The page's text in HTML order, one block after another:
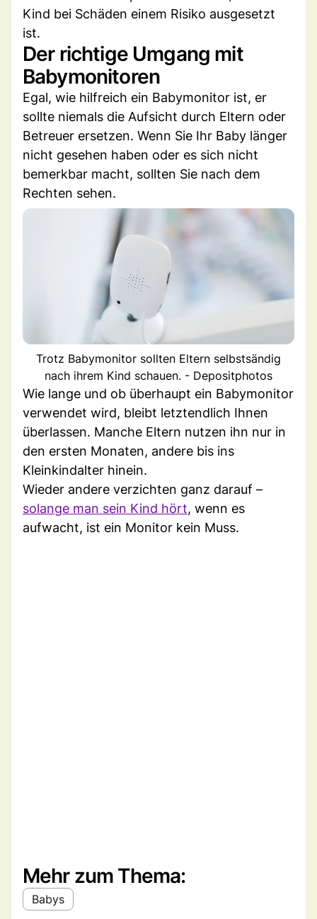
Kind bei Schäden einem Risiko ausgesetzt
ist.
Der richtige Umgang mit
Babymonitoren
Egal, wie hilfreich ein Babymonitor ist, er
sollte niemals die Aufsicht durch Eltern oder
Betreuer ersetzen. Wenn Sie Ihr Baby länger
nicht gesehen haben oder es sich nicht
bemerkbar macht, sollten Sie nach dem
Rechten sehen.
Trotz Babymonitor sollten Eltern selbstsändig
nach ihrem Kind schauen. - Depositphotos
Wie lange und ob überhaupt ein Babymonitor
verwendet wird, bleibt letztendlich Ihnen
überlassen. Manche Eltern nutzen ihn nur in
den ersten Monaten, andere bis ins
Kleinkindalter hinein.
Wieder andere verzichten ganz darauf –
solange man sein Kind hört, wenn es
aufwacht, ist ein Monitor kein Muss.
Mehr zum Thema:
Babys